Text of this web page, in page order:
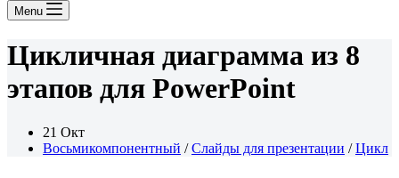
Menu
Цикличная диаграмма из 8
этапов для PowerPoint
21 Окт
Восьмикомпонентный /Слайды для презентации /Цикл